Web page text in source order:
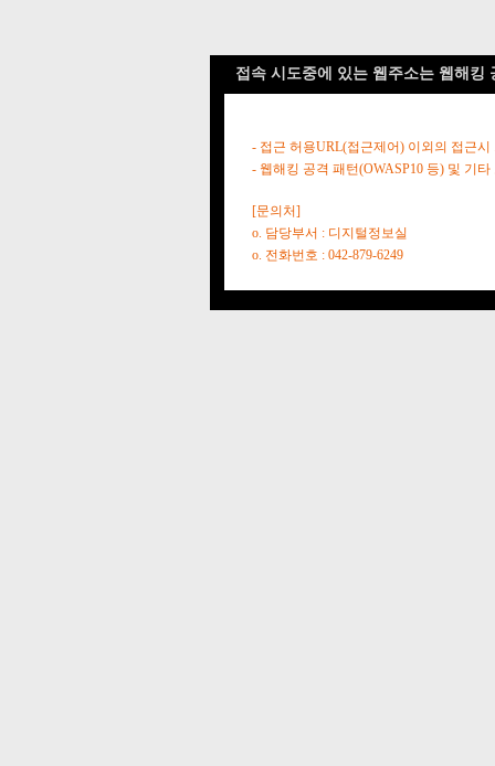
접속 시도중에 있는 웹주소는 웹해킹
- 접근 허용URL(접근제어) 이외의 접근시
- 웹해킹 공격 패턴(OWASP10 등) 및 기
[문의처]
o. 담당부서 : 디지털정보실
o. 전화번호 : 042-879-6249